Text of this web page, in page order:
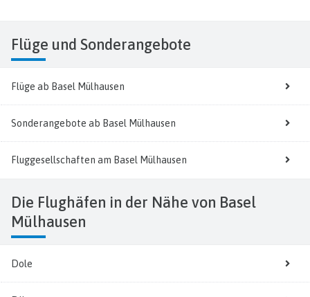
Flüge und Sonderangebote
Flüge ab Basel Mülhausen
Sonderangebote ab Basel Mülhausen
Fluggesellschaften am Basel Mülhausen
Die Flughäfen in der Nähe von Basel
Mülhausen
Dole